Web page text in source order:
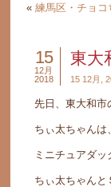
« 練馬区・チョコ
東大
15
12月
2018
15 12月,
先日、東大和市
ちぃ太ちゃんは
ミニチュアダ
ちぃ太ちゃん